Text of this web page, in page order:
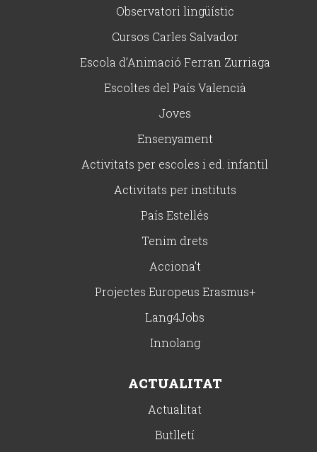
Observatori lingüístic
Cursos Carles Salvador
Escola d’Animació Ferran Zurriaga
Escoltes del País Valencià
Joves
Ensenyament
Activitats per escoles i ed. infantil
Activitats per instituts
País Estellés
Tenim drets
Acciona’t
Projectes Europeus Erasmus+
Lang4Jobs
Innolang
ACTUALITAT
Actualitat
Butlletí